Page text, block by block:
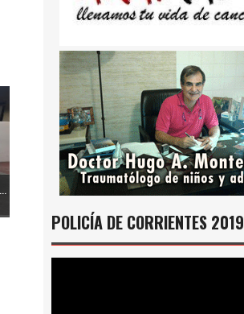
POLICÍA DE CORRIENTES 2019